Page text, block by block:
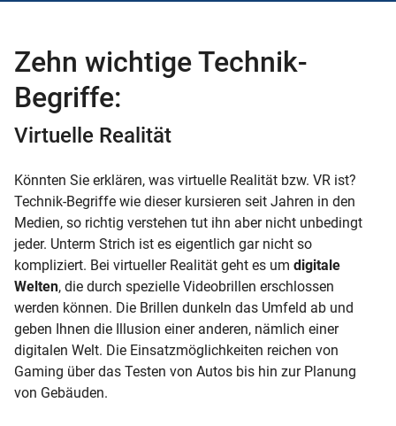
Zehn wichtige Technik-
Begriffe:
Virtuelle Realität
Könnten Sie erklären, was virtuelle Realität bzw. VR ist?
Technik-Begriffe wie dieser kursieren seit Jahren in den
Medien, so richtig verstehen tut ihn aber nicht unbedingt
jeder. Unterm Strich ist es eigentlich gar nicht so
kompliziert. Bei virtueller Realität geht es um digitale
Welten, die durch spezielle Videobrillen erschlossen
werden können. Die Brillen dunkeln das Umfeld ab und
geben Ihnen die Illusion einer anderen, nämlich einer
digitalen Welt. Die Einsatzmöglichkeiten reichen von
Gaming über das Testen von Autos bis hin zur Planung
von Gebäuden.